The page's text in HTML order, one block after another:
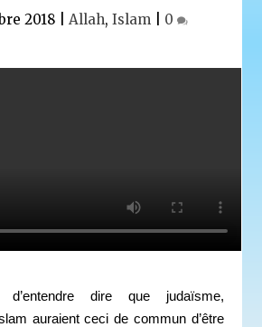
2018 Allah, Islam 0
dire que judaïsme,
auraient ceci de commun d’être